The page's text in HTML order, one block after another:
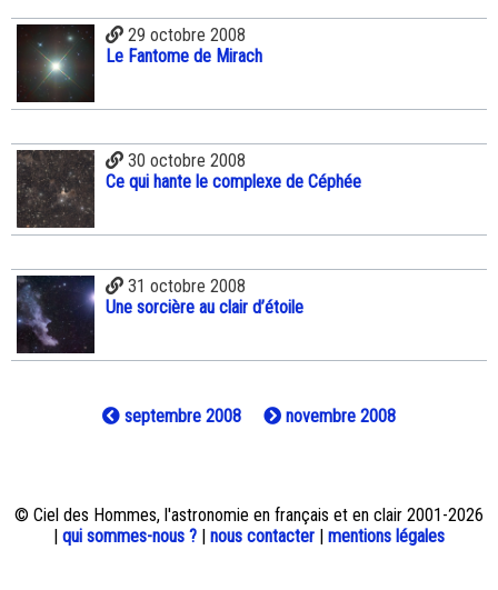
29 octobre 2008
Le Fantome de Mirach
30 octobre 2008
Ce qui hante le complexe de Céphée
31 octobre 2008
Une sorcière au clair d’étoile
septembre 2008 novembre 2008
© Ciel des Hommes, l'astronomie en français et en clair 2001-2026
| qui sommes-nous ? | nous contacter | mentions légales